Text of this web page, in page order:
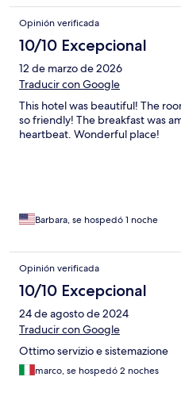
Opinión verificada
10/10 Excepcional
12 de marzo de 2026
Traducir con Google
This hotel was beautiful! The
so friendly! The breakfast was
heartbeat. Wonderful place!
Barbara, se hospedó 1 noche
Opinión verificada
10/10 Excepcional
24 de agosto de 2024
Traducir con Google
Ottimo servizio e sistemazione
marco, se hospedó 2 noches